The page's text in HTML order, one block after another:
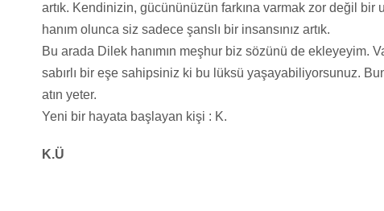
artık. Kendinizin, gücününüzün farkına varmak zor değil
hanım olunca siz sadece şanslı bir insansınız artık.
Bu arada Dilek hanımın meşhur biz sözünü de ekleyeyim.
sabırlı bir eşe sahipsiniz ki bu lüksü yaşayabiliyorsunuz.
atın yeter.
Yeni bir hayata başlayan kişi : K.
K.Ü